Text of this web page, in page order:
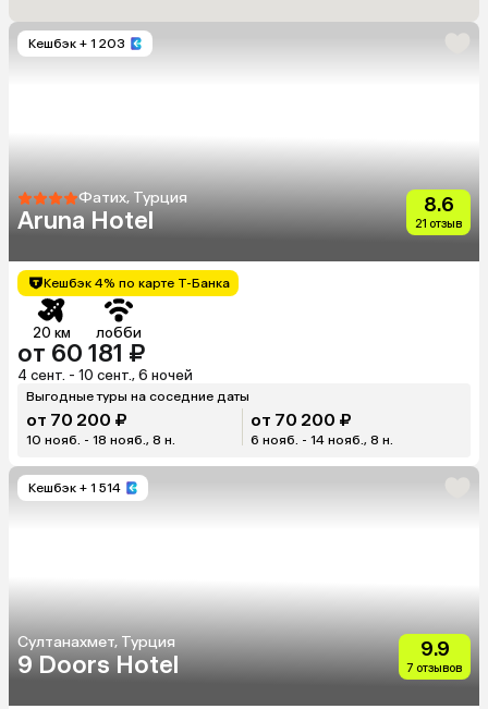
Кешбэк + 1 203
Фатих, Турция
Aruna Hotel
8.6
21 отзыв
Кешбэк 4% по карте Т-Банка
20 км лобби
от 60 181 ₽
4 сент. - 10 сент., 6 ночей
Выгодные туры на соседние даты
от 70 200 ₽
10 нояб. - 18 нояб., 8 н.
от 70 200 ₽
6 нояб. - 14 нояб., 8 н.
Кешбэк + 1 514
Султанахмет, Турция
9 Doors Hotel
9.9
7 отзывов